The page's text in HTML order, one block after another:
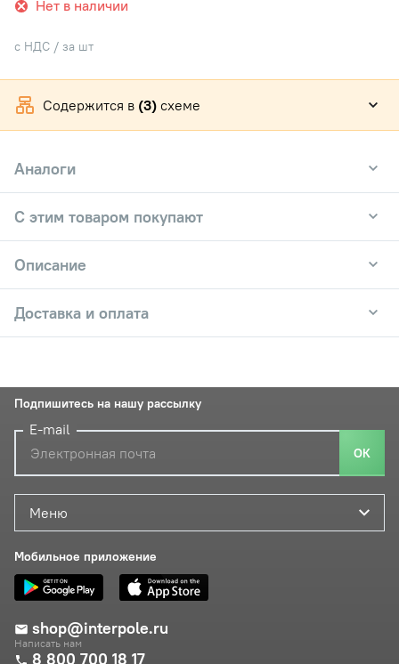
Нет в наличии
с НДС / за шт
Содержится в (3) схеме
Аналоги
С этим товаром покупают
Описание
Доставка и оплата
Меню
Мобильное приложение
shop@interpole.ru
Написать нам
8 800 700 18 17
Подпишитесь на нашу рассылку
E-mail
ОК